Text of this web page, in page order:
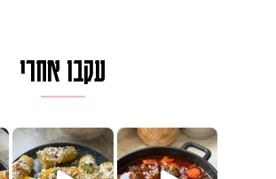
עקבו אחרי
. גולש המר
עם גבינה בולגרית מעודנת מ
פרגיות קריספיים ממכרים שמכינים בכמה דקות עב